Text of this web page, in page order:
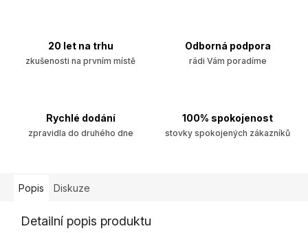
20 let na trhu
zkušenosti na prvním místě
Odborná podpora
rádi Vám poradíme
Rychlé dodání
zpravidla do druhého dne
100% spokojenost
stovky spokojených zákazníků
Popis Diskuze
Detailní popis produktu